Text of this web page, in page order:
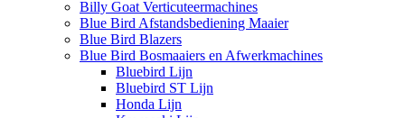
Billy Goat Verticuteermachines
Blue Bird Afstandsbediening Maaier
Blue Bird Blazers
Blue Bird Bosmaaiers en Afwerkmachines
Bluebird Lijn
Bluebird ST Lijn
Honda Lijn